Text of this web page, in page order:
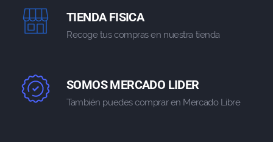
TIENDA FISICA
Recoge tus compras en nuestra tienda
SOMOS MERCADO LIDER
También puedes comprar en Mercado Libre